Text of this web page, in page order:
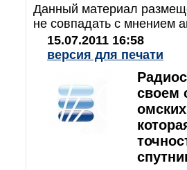
Данный материал
не совпадать с мнением
15.07.2011 16:58
версия для печати
своем